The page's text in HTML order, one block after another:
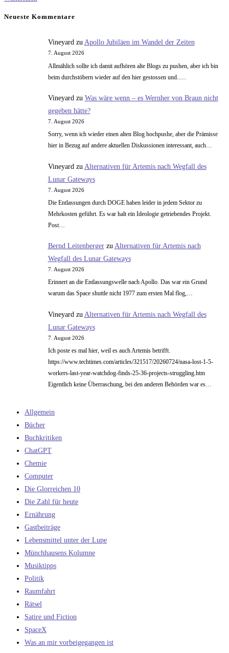
Neueste Kommentare
Vineyardzu Apollo Jubiläen im Wandel der Zeiten
7. August 2026
Allmählich sollte ich damit aufhören alte Blogs zu pushen, aber ich bin
beim durchstöbern wieder auf den hier gestossen und..…
Vineyard zu Was wäre wenn – es Wernher von Braun nicht
gegeben hätte?
7. August 2026
Sorry, wenn ich wieder einen alten Blog hochpushe, aber die Prämisse
hier in Bezug auf andere aktuellen Diskussionen interessant, auch…
Vineyard zu Alternativen für Artemis nach Wegfall des
Lunar Gateways
7. August 2026
Die Entlassungen durch DOGE haben leider in jedem Sektor zu
Mehrkosten geführt. Es war halt ein Ideologie getriebendes Projekt.
Post…
Bernd Leitenbergerzu Alternativen für Artemis nach
Wegfall des Lunar Gateways
7. August 2026
Erinnert an die Entlassungswelle nach Apollo. Das war ein Grund
warum das Space shuttle nicht 1977 zum ersten Mal flog,…
Vineyard zu Alternativen für Artemis nach Wegfall des
Lunar Gateways
7. August 2026
Ich poste es mal hier, weil es auch Artemis betrifft.
https://www.techtimes.com/articles/321517/20260724/nasa-lost-1-5-
workers-last-year-watchdog-finds-25-36-projects-struggling.htm
Eigentlich keine Überraschung, bei den anderen Behörden war es…
Allgemein
Bücher
Buchkritiken
ChatGPT
Chemie
Computer
Die Glorreichen 10
Die Zahl für heute
Ernährung
Gastbeiträge
Lebensmittel unter der Lupe
Münchhausens Kolumne
Musiktipps
Politik
Raumfahrt
Rätsel
Satire und Fiction
SpaceX
Was an mir vorbeigegangen ist